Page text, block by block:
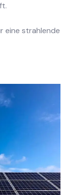
eine strahlende